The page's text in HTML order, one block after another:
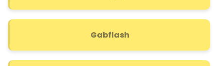
Gabflash